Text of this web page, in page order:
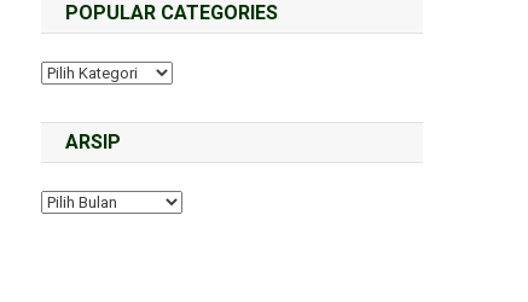
POPULAR CATEGORIES
ARSIP